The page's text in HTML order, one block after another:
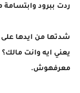
ردت ببرود
شدتها من ايدها
يعني ايه وانت
معرفهوش.